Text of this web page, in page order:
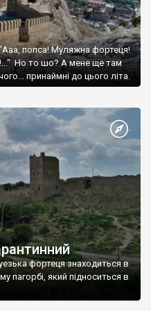
попса! Муляжна фортеця!
Но то шо? А мене ще там
принаймні до цього літа.
фортеця знаходиться в
пагорбі, який підноситься в